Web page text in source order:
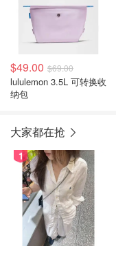
$49.00 $69.00
lululemon 3.5L 可转换收
纳包
大家都在抢
1